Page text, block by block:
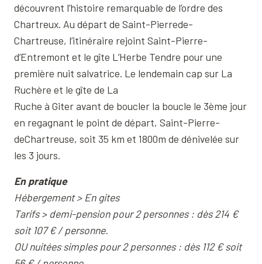
découvrent l’histoire remarquable de l’ordre des
Chartreux. Au départ de Saint-Pierrede-
Chartreuse, l’itinéraire rejoint Saint-Pierre-
d’Entremont et le gîte L’Herbe Tendre pour une
première nuit salvatrice. Le lendemain cap sur La
Ruchère et le gîte de La
Ruche à Giter avant de boucler la boucle le 3ème jour
en regagnant le point de départ, Saint-Pierre-
deChartreuse, soit 35 km et 1800m de dénivelée sur
les 3 jours.
En pratique
Hébergement > En gites
Tarifs > demi-pension pour 2 personnes : dès 214 €
soit 107 € / personne.
OU nuitées simples pour 2 personnes : dès 112 € soit